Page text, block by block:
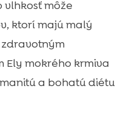
môže
ktorí majú malý
Ely mokrého krmiva
a bohatú diétu